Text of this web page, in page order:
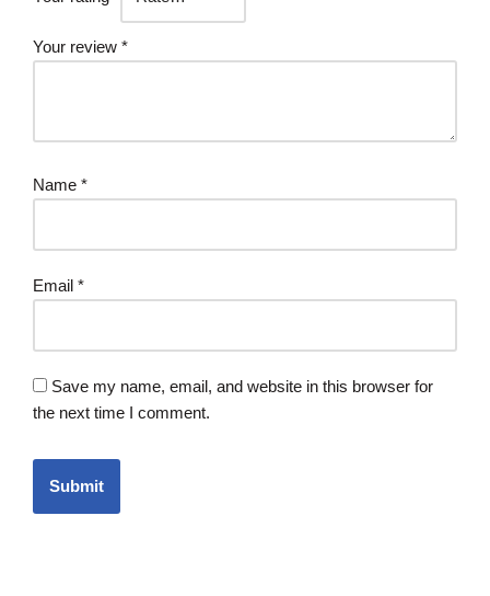
Your review *
Name *
Email *
Save my name, email, and website in this browser for
the next time I comment.